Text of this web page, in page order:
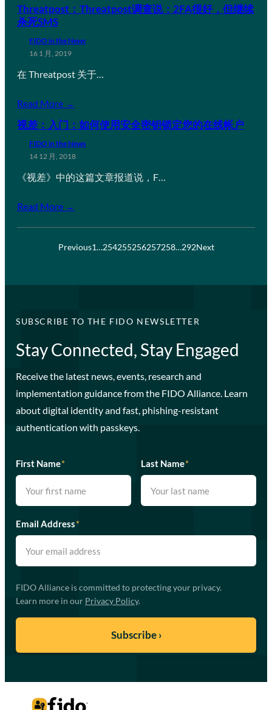
Threatpost：Threatpost调查说：2FA很好，但继续
杀死SMS
FIDO in the News
16 1 月, 2019
在 Threatpost 关于…
Read More →
视差：入门：如何使用安全密钥锁定您的在线帐户
FIDO in the News
14 12 月, 2018
《视差》中的这篇文章报道说，F…
Read More →
Previous1…254255256257258…292Next
SUBSCRIBE TO THE FIDO NEWSLETTER
Stay Connected, Stay Engaged
Receive the latest news, events, research and
implementation guidance from the FIDO Alliance. Learn
about digital identity and fast, phishing-resistant
authentication with passkeys.
First Name* Last Name*
Email Address*
FIDO Alliance is committed to protecting your privacy.
Learn more in our Privacy Policy.